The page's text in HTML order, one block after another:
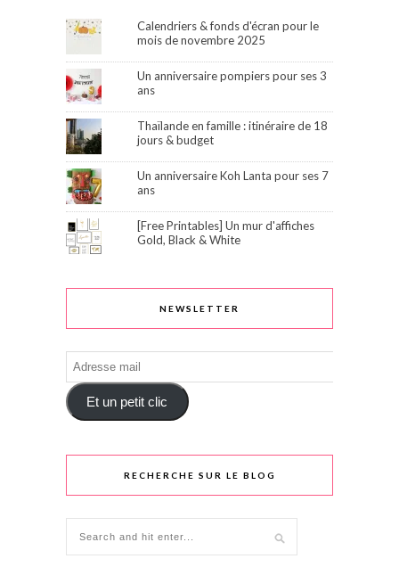
Calendriers & fonds d'écran pour le
mois de novembre 2025
Un anniversaire pompiers pour ses 3
ans
Thaïlande en famille : itinéraire de 18
jours & budget
Un anniversaire Koh Lanta pour ses 7
ans
[Free Printables] Un mur d'affiches
Gold, Black & White
NEWSLETTER
Adresse
mail
Et un petit clic
RECHERCHE SUR LE BLOG